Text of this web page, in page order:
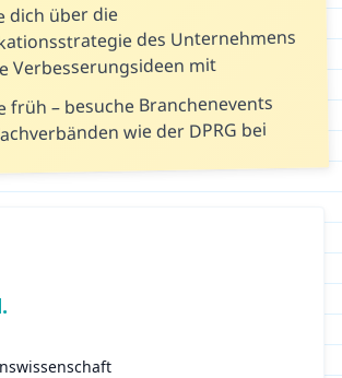
dich über die
des Unternehmens
Verbesserungsideen mit
früh – besuche Branchenevents
wie der DPRG bei